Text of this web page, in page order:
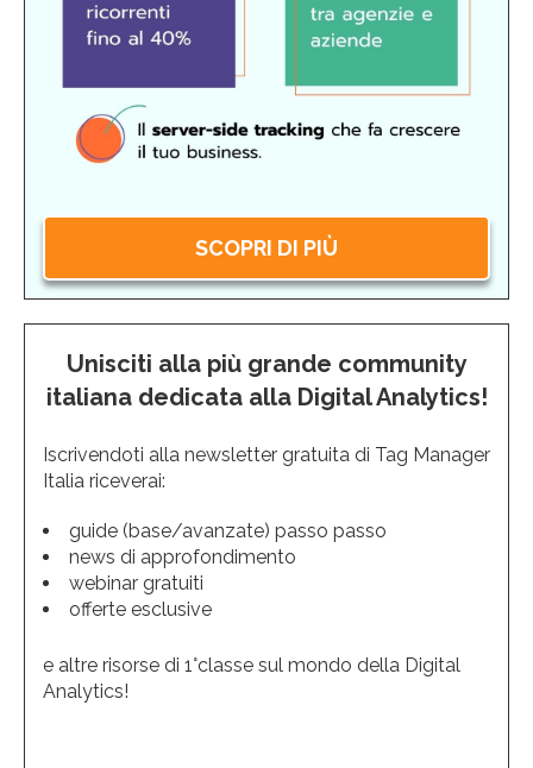
SCOPRI DI PIÙ
Unisciti alla più grande community
italiana dedicata alla Digital Analytics!
Iscrivendoti alla newsletter gratuita di Tag Manager
Italia riceverai:
guide (base/avanzate) passo passo
news di approfondimento
webinar gratuiti
offerte esclusive
e altre risorse di 1°classe sul mondo della Digital
Analytics!